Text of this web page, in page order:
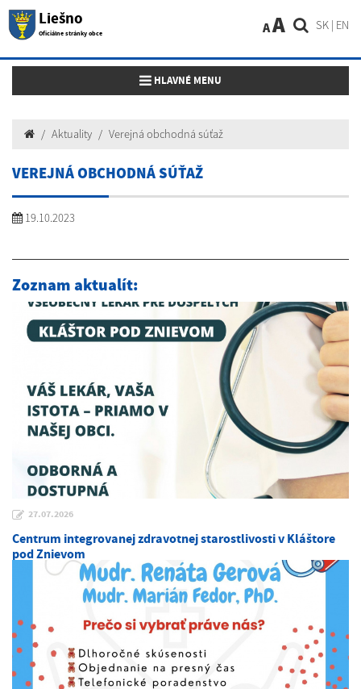
Liešno
Oficiálne stránky obce
SK | EN
AA
Toggle navigation
HLAVNÉ MENU
Aktuality Verejná obchodná súťaž
VEREJNÁ OBCHODNÁ SÚŤAŽ
19.10.2023
Zoznam aktualít:
27.07.2026
Centrum integrovanej zdravotnej starostlivosti v Kláštore
pod Znievom